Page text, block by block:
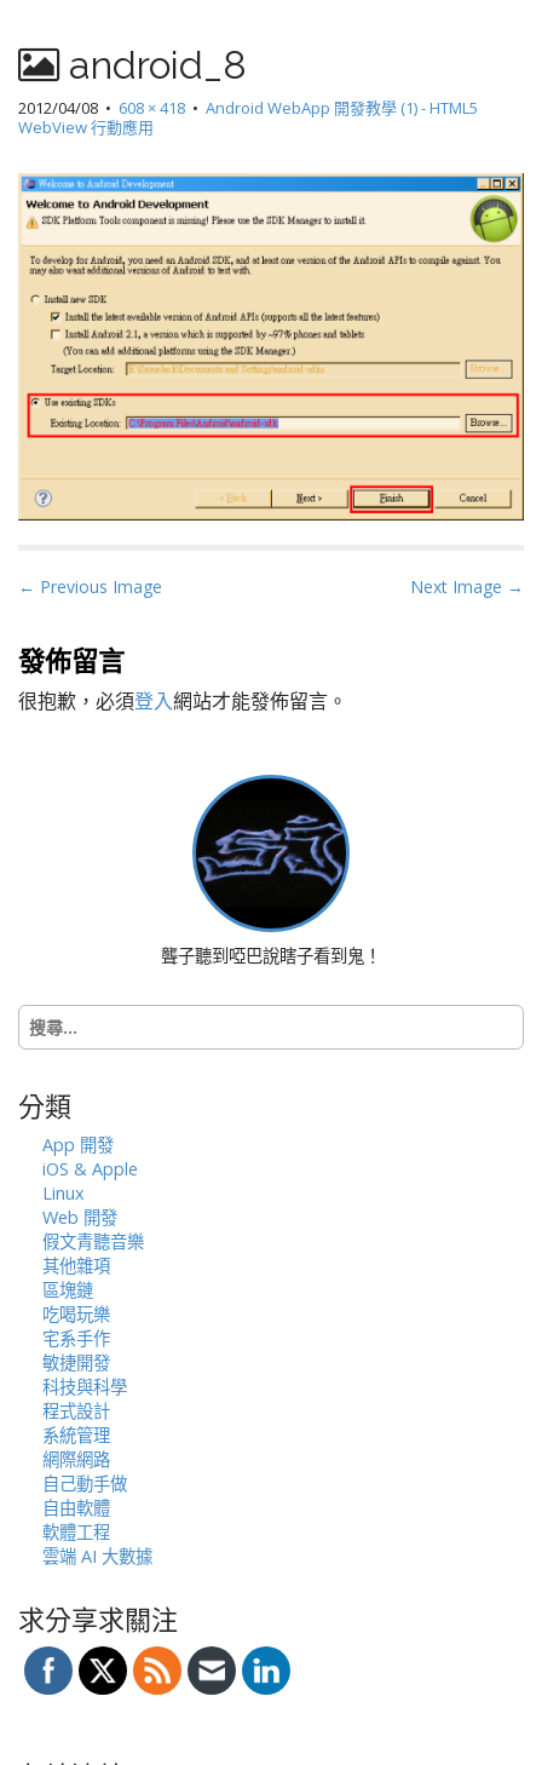
android_8
2012/04/08 • 608 × 418 • Android WebApp 開發教學 (1) - HTML5
WebView 行動應用
P
s
t
n
← Previous Image Next Image →
發佈留言
很抱歉，必須登入網站才能發佈留言。
聾子聽到啞巴說瞎子看到鬼！
搜
尋
字:
分類
App 開發
iOS & Apple
Linux
Web 開發
假文青聽音樂
其他雜項
區塊鏈
吃喝玩樂
宅系手作
敏捷開發
科技與科學
程式設計
系統管理
網際網路
自己動手做
自由軟體
軟體工程
雲端 AI 大數據
求分享求關注